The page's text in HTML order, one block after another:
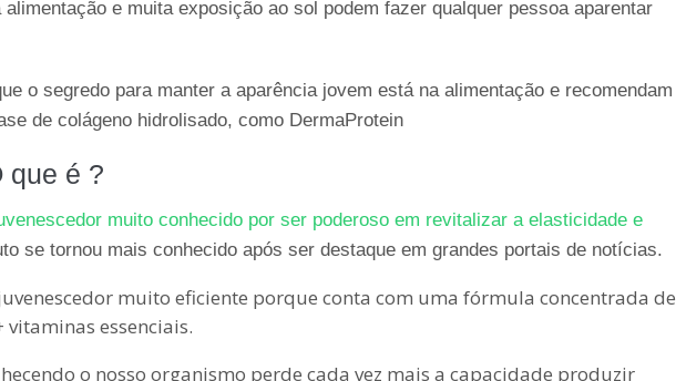
e muita exposição ao sol podem fazer qualquer pessoa aparentar
o segredo para manter a aparência jovem está na alimentação e recomendam
de colágeno hidrolisado, como DermaProtein
que é ?
muito conhecido por ser poderoso em revitalizar a elasticidade e
se tornou mais conhecido após ser destaque em grandes portais de notícias.
muito eficiente porque conta com uma fórmula concentrada de
essenciais.
o nosso organismo perde cada vez mais a capacidade produzir